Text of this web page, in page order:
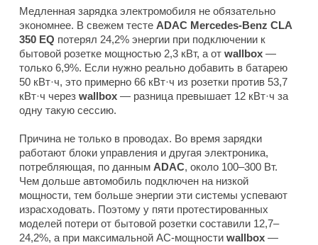
Медленная зарядка электромобиля не обязательно
экономнее. В свежем тесте ADAC Mercedes-Benz CLA
350 EQ потерял 24,2% энергии при подключении к
бытовой розетке мощностью 2,3 кВт, а от wallbox —
только 6,9%. Если нужно реально добавить в батарею
50 кВт·ч, это примерно 66 кВт·ч из розетки против 53,7
кВт·ч через wallbox — разница превышает 12 кВт·ч за
одну такую сессию.
Причина не только в проводах. Во время зарядки
работают блоки управления и другая электроника,
потребляющая, по данным ADAC, около 100–300 Вт.
Чем дольше автомобиль подключен на низкой
мощности, тем больше энергии эти системы успевают
израсходовать. Поэтому у пяти протестированных
моделей потери от бытовой розетки составили 12,7–
24,2%, а при максимальной AC-мощности wallbox —